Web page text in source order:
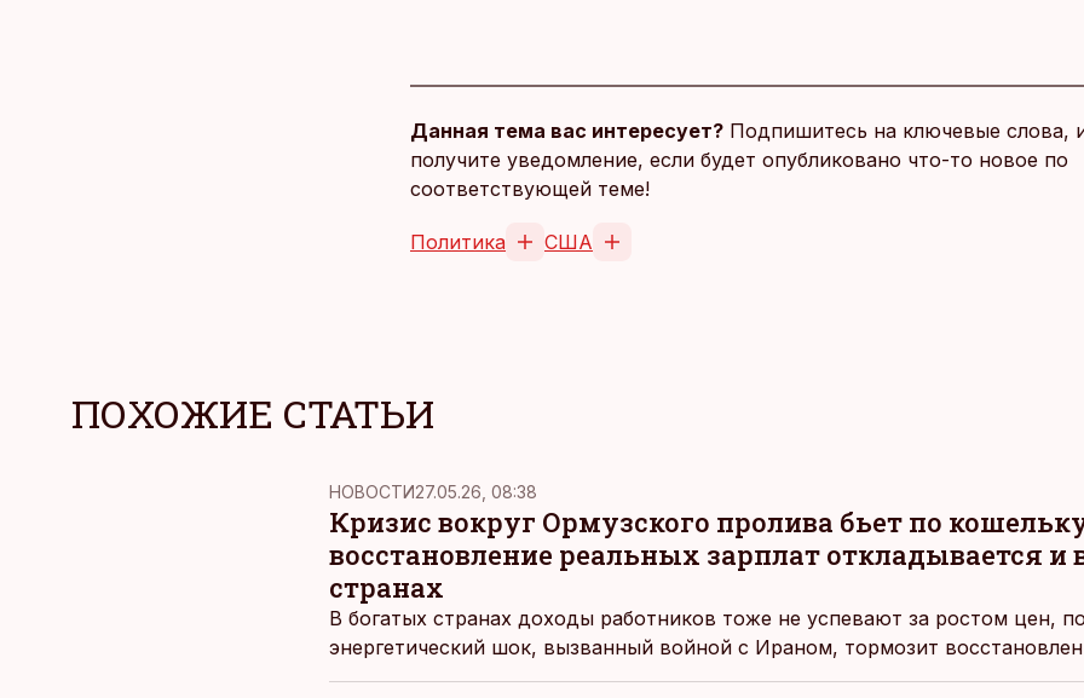
Данная тема вас интересует? Подпишитесь на ключевые слова,
получите уведомление, если будет опубликовано что-то новое по
соответствующей теме!
Политика США
ПОХОЖИЕ СТАТЬИ
НОВОСТИ27.05.26, 08:38
Кризис вокруг Ормузского пролива бьет по
восстановление реальных зарплат откладывается и
странах
В богатых странах доходы работников тоже не успевают за ростом цен,
энергетический шок, вызванный войной с Ираном, тормозит